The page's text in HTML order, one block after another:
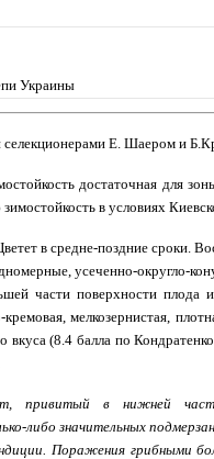
Украины
Е. Шаером и
достаточная для
в условиях
в средне-поздние сроки.
усеченно-округло-
части поверхности плода
мелкозернистая,
(8.4 балла по
привитый в нижней
либо значительных
Поражения грибными